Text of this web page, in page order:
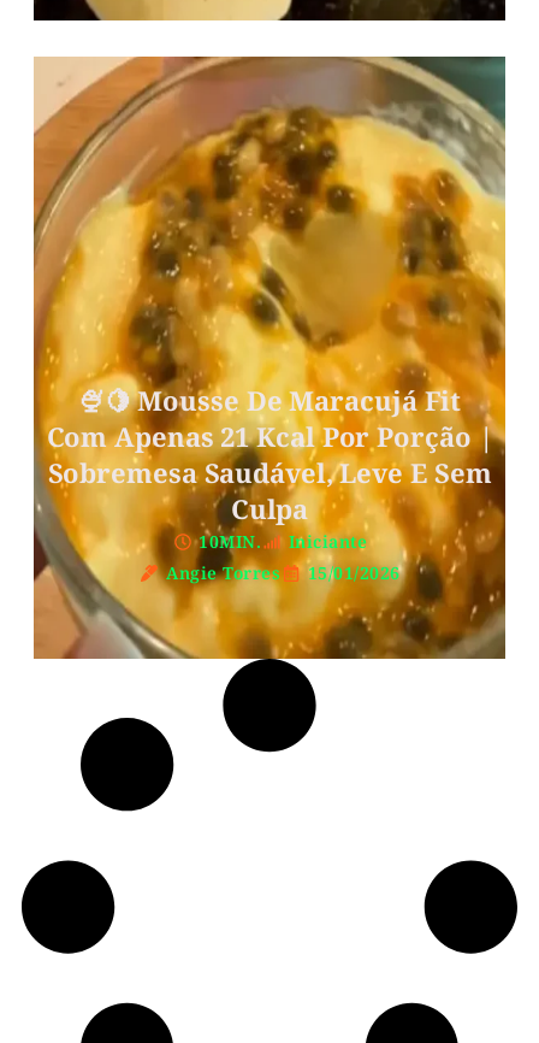
🍨🍋 Mousse De Maracujá Fit
Com Apenas 21 Kcal Por Porção |
Sobremesa Saudável, Leve E Sem
Culpa
10MIN.
Iniciante
Angie Torres
15/01/2026